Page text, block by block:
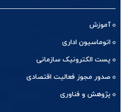
آموزش
اتوماسیون اداری
پست الکترونیک سازمانی
صدور مجوز فعالیت اقتصادی
پژوهش و فناوری